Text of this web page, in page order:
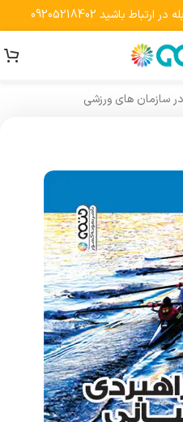
باشید 09205218402
سازمان های ورزشی